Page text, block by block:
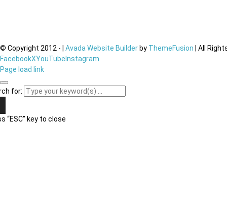
© Copyright 2012 - Avada Website Builder by ThemeFusion | All
FacebookXYouTube Instagram
Page load link
for:
“ESC” key to close